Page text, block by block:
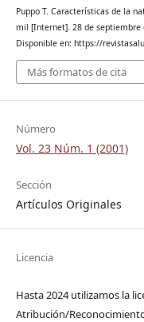
Puppo T. Características de la
mil [Internet]. 28 de septiembre
Disponible en: https://
Más formatos de cita
Número
Vol. 23 Núm. 1 (2001)
Sección
Artículos Originales
Licencia
Hasta 2024 utilizamos la
Atribución/